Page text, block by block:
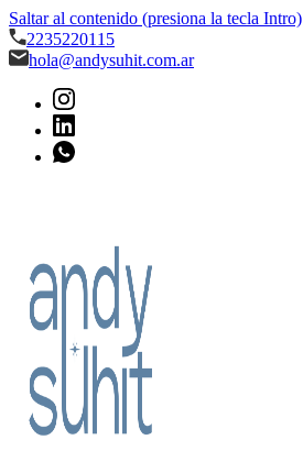
Saltar al contenido (presiona la tecla Intro)
2235220115
hola@andysuhit.com.ar